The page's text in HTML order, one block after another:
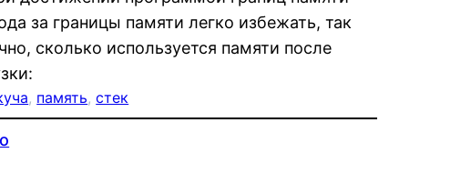
за границы памяти легко избежать, так
сколько используется памяти после
, память, стек